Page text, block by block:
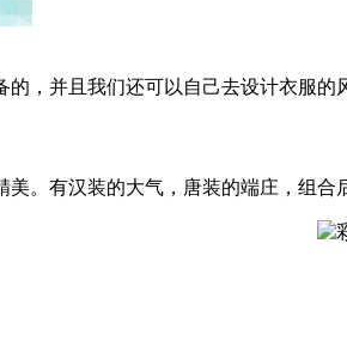
的，并且我们还可以自己去设计衣服
。有汉装的大气，唐装的端庄，组